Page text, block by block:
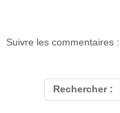
Suivre les commentaires :
Rechercher :